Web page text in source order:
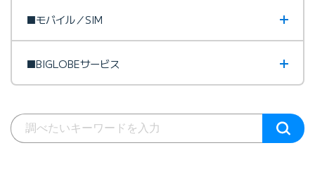
■モバイル／SIM
■BIGLOBEサービス